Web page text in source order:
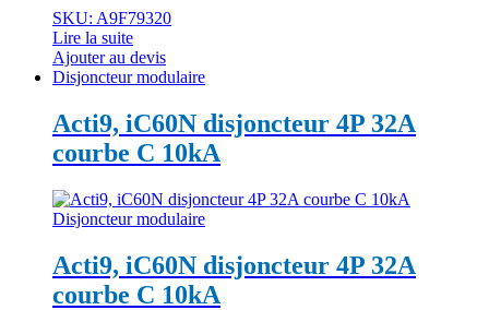
SKU: A9F79320
Lire la suite
Ajouter au devis
Disjoncteur modulaire
Acti9, iC60N disjoncteur 4P 32A
courbe C 10kA
Disjoncteur modulaire
Acti9, iC60N disjoncteur 4P 32A
courbe C 10kA